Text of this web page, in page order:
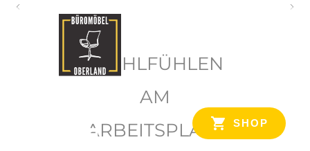
SHOP
WOHLFÜHLEN
AM
ARBEITSPLATZ